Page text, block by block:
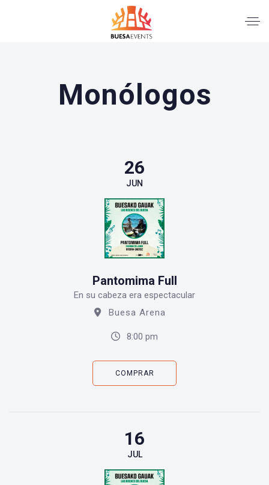
Monólogos
26
JUN
Pantomima Full
En su cabeza era espectacular
Buesa Arena
8:00 pm
COMPRAR
16
JUL